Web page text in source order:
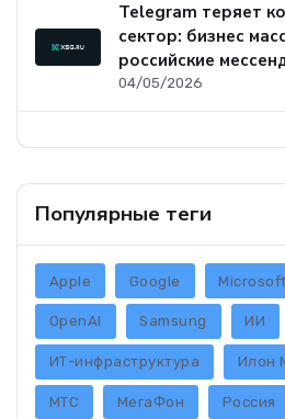
Telegram теряет
сектор: бизнес
российские
04/05/2026
Популярные теги
Apple Google Microsoft
OpenAI Samsung ИИ
ИТ-инфраструктура Илон
МТС МегаФон Россия